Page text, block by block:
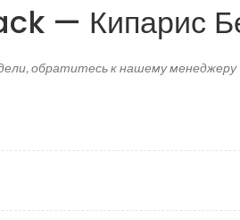
— Кипарис
обратитесь к нашему менеджеру